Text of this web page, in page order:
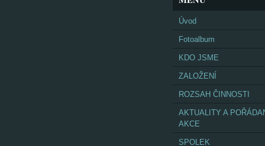
Úvod
Fotoalbum
KDO JSME
ZALOŽENÍ
ROZSAH ČINNOSTI
AKTUALITY A
AKCE
SPOLEK